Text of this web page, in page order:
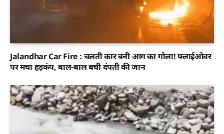
Jalandhar Car Fire : चलती कार बनी आग का गोला! फ्लाईओवर
पर मचा हड़कंप, बाल-बाल बची दंपती की जान